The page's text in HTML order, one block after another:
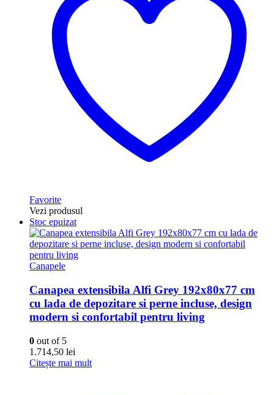
Favorite
Vezi produsul
Stoc epuizat
Canapele
Canapea extensibila Alfi Grey 192x80x77 cm
cu lada de depozitare si perne incluse, design
modern si confortabil pentru living
0 out of 5
1.714,50 lei
Citește mai mult